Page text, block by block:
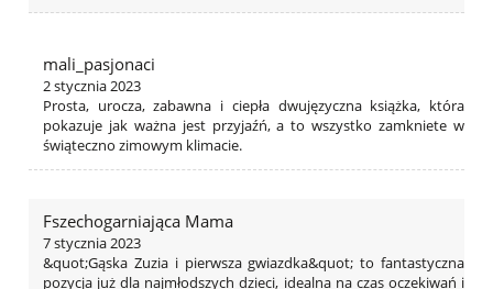
mali_pasjonaci
2 stycznia 2023
Prosta, urocza, zabawna i ciepła dwujęzyczna książka, która
pokazuje jak ważna jest przyjaźń, a to wszystko zamkniete w
świąteczno zimowym klimacie.
Fszechogarniająca Mama
7 stycznia 2023
&quot;Gąska Zuzia i pierwsza gwiazdka&quot; to fantastyczna
pozycja już dla najmłodszych dzieci, idealna na czas oczekiwań i